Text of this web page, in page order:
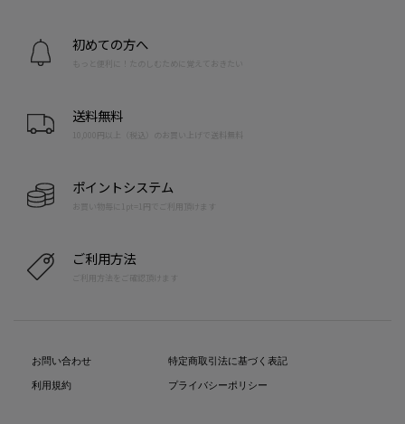
初めての方へ
もっと便利に！たのしむために覚えておきたい
送料無料
10,000円以上（税込）のお買い上げで送料無料
ポイントシステム
お買い物毎に1pt=1円でご利用頂けます
ご利用方法
ご利用方法をご確認頂けます
お問い合わせ
利用規約
特定商取引法に基づく表記
プライバシーポリシー